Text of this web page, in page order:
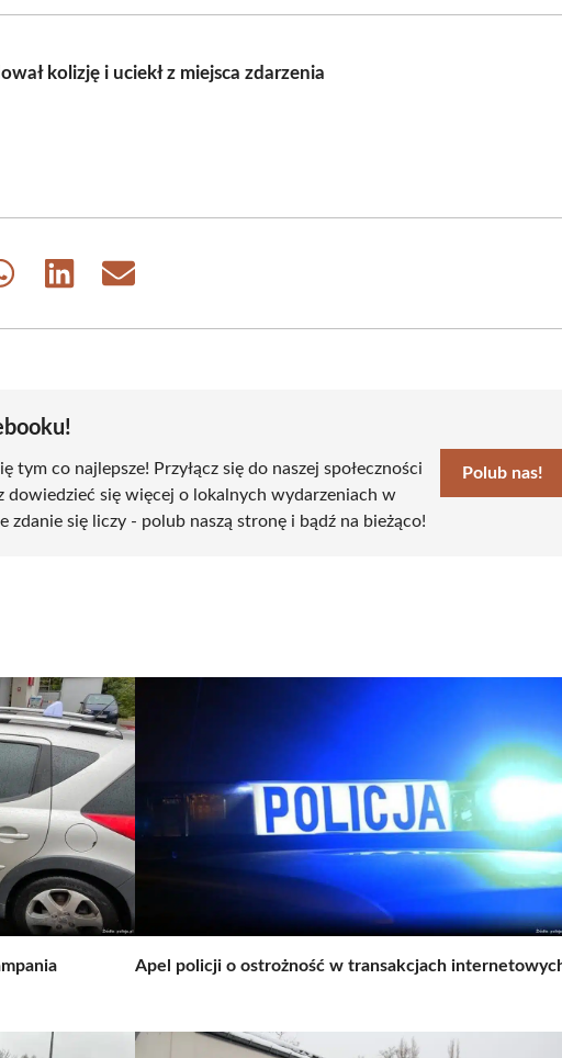
kolizję i uciekł z miejsca zdarzenia
Share
Share
tym co najlepsze! Przyłącz się do naszej społeczności
dowiedzieć się więcej o lokalnych wydarzeniach w
zdanie się liczy - polub naszą stronę i bądź na bieżąco!
Polub nas!
Apel policji o ostrożność w transakcjach